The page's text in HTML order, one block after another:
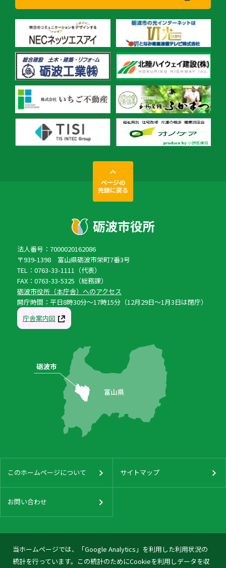
当ホームページでは、「Google Analytics」を利用した利用状況の
統計を行っています。この統計のためにCookieを利用しデータを収
ページの
先頭に戻る
法人番号：7000020162086
〒939-1398 富山県砺波市栄町7番3号
TEL：0763-33-1111（代表）
FAX：0763-33-5325（総務課）
砺波市役所（本庁舎）へのアクセス
開庁時間：平日8時30分〜17時15分（12月29日〜1月3日は閉庁）
庁舎案内図
このホームページについて サイトマップ
お問い合わせ